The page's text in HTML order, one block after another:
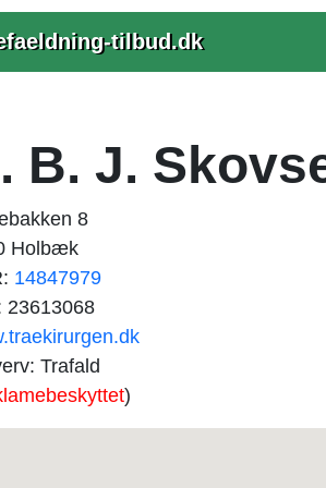
tilbud.dk
B. J.
8
Holbæk
14847979
23613068
Trafald
)